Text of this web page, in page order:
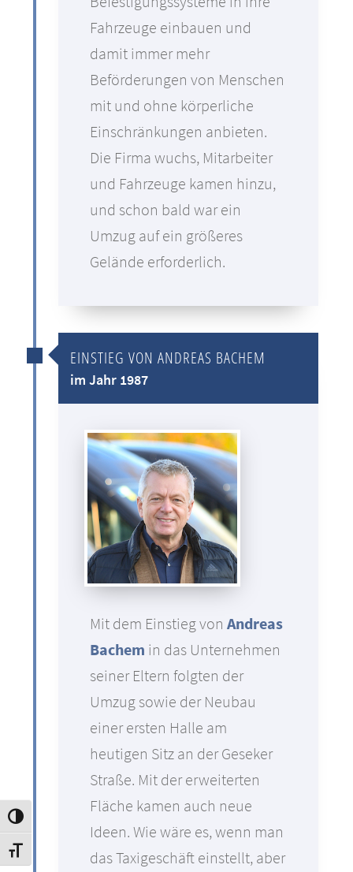
Umschalten auf hohe Kontraste
Schrift vergrößern
Fahrzeuge einbauen und
damit immer mehr
Beförderungen von Menschen
mit und ohne körperliche
Einschränkungen anbieten.
Die Firma wuchs, Mitarbeiter
und Fahrzeuge kamen hinzu,
und schon bald war ein
Umzug auf ein größeres
Gelände erforderlich.
EINSTIEG VON ANDREAS BACHEM
im Jahr 1987
Mit dem Einstieg von Andreas
Bachem in das Unternehmen
seiner Eltern folgten der
Umzug sowie der Neubau
einer ersten Halle am
heutigen Sitz an der Geseker
Straße. Mit der erweiterten
Fläche kamen auch neue
Ideen. Wie wäre es, wenn man
das Taxigeschäft einstellt, aber